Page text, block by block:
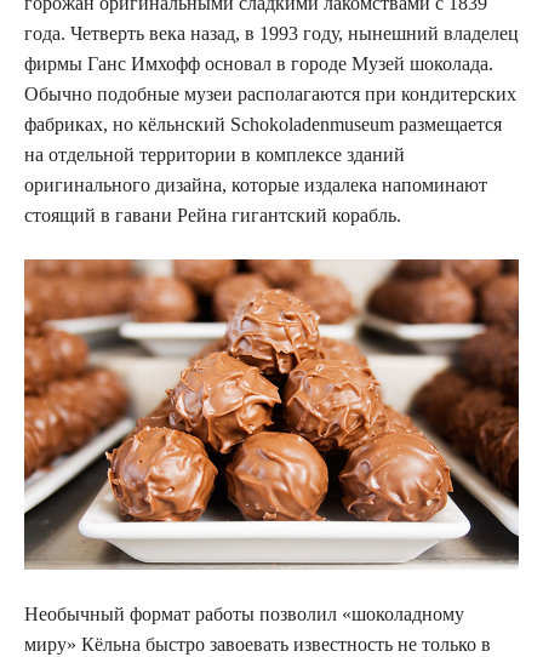
года. Четверть века назад, в 1993 году, нынешний владелец
фирмы Ганс Имхофф основал в городе Музей шоколада.
Обычно подобные музеи располагаются при кондитерских
фабриках, но кёльнский Schokoladenmuseum размещается
на отдельной территории в комплексе зданий
оригинального дизайна, которые издалека напоминают
стоящий в гавани Рейна гигантский корабль.
Необычный формат работы позволил «шоколадному
миру» Кёльна быстро завоевать известность не только в